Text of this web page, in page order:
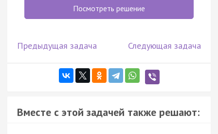
Посмотреть решение
Предыдущая задача Следующая задача
Вместе с этой задачей также решают: